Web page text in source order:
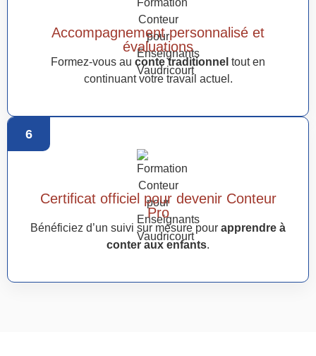
Accompagnement personnalisé et
évaluations
Formez-vous au conte traditionnel tout en
continuant votre travail actuel.
6
Certificat officiel pour devenir Conteur
Pro
Bénéficiez d’un suivi sur mesure pour apprendre à
conter aux enfants.